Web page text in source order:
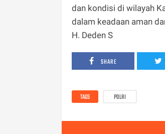
dan kondisi di wilayah
dalam keadaan aman
H. Deden S
SHARE
TAGS POLRI